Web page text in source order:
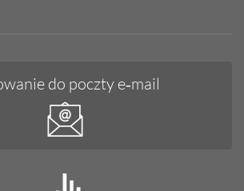
do poczty e‑mail